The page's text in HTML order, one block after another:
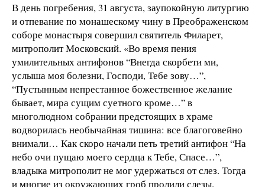
В день погребения, 31 августа, заупокойную литургию
и отпевание по монашескому чину в Преображенском
соборе монастыря совершил святитель Филарет,
митрополит Московский. «Во время пения
умилительных антифонов “Внегда скорбети ми,
услыша моя болезни, Господи, Тебе зову…”,
“Пустынным непрестанное божественное желание
бывает, мира сущим суетного кроме…” в
многолюдном собрании предстоящих в храме
водворилась необычайная тишина: все благоговейно
внимали… Как скоро начали петь третий антифон “На
небо очи пущаю моего сердца к Тебе, Спасе…”,
владыка митрополит не мог удержаться от слез. Тогда
и многие из окружающих гроб пролили слезы.